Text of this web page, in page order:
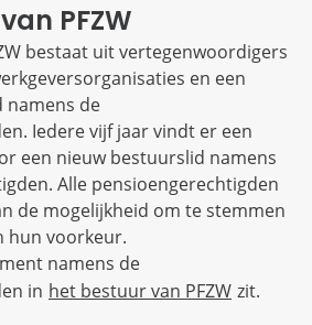
PFZW
bestaat uit vertegenwoordigers
en een
namens de
Iedere vijf jaar vindt er een
een nieuw bestuurslid namens
Alle pensioengerechtigden
de mogelijkheid om te stemmen
hun voorkeur.
namens de
in het bestuur van PFZW zit.